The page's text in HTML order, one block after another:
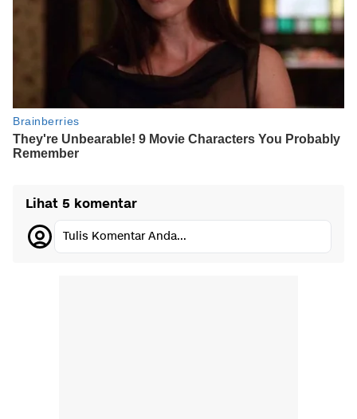
Lihat 5 komentar
Tulis Komentar Anda...